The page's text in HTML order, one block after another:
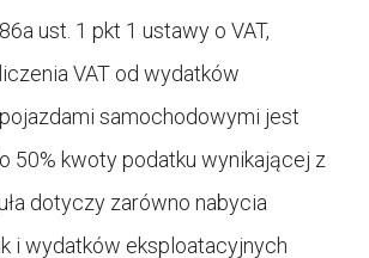
ust. 1 pkt 1 ustawy o VAT,
VAT od wydatków
samochodowymi jest
50% kwoty podatku wynikającej z
dotyczy zarówno nabycia
i wydatków eksploatacyjnych